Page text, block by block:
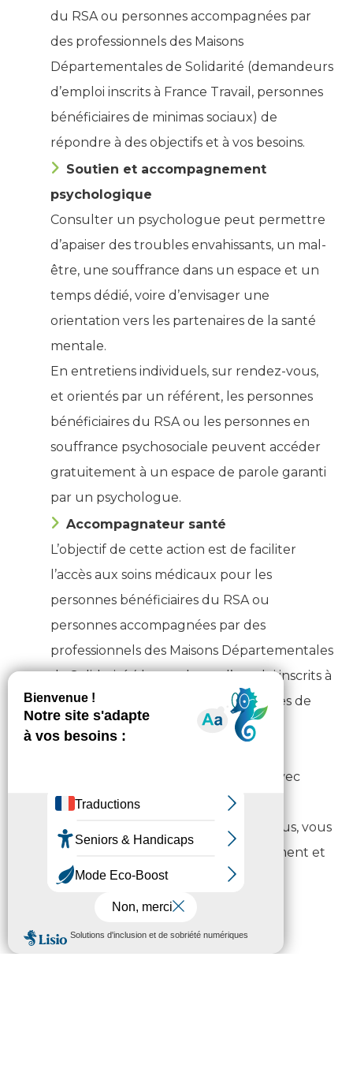
du RSA ou personnes accompagnées par
des professionnels des Maisons
Départementales de Solidarité (demandeurs
d’emploi inscrits à France Travail, personnes
bénéficiaires de minimas sociaux) de
répondre à des objectifs et à vos besoins.
Soutien et accompagnement
psychologique
Consulter un psychologue peut permettre
d’apaiser des troubles envahissants, un mal-
être, une souffrance dans un espace et un
temps dédié, voire d’envisager une
orientation vers les partenaires de la santé
mentale.
En entretiens individuels, sur rendez-vous,
et orientés par un référent, les personnes
bénéficiaires du RSA ou les personnes en
souffrance psychosociale peuvent accéder
gratuitement à un espace de parole garanti
par un psychologue.
Accompagnateur santé
L’objectif de cette action est de faciliter
l’accès aux soins médicaux pour les
personnes bénéficiaires du RSA ou
personnes accompagnées par des
professionnels des Maisons Départementales
de Solidarité (demandeurs d’emploi inscrits à
France Travail, personnes bénéficiaires de
minimas sociaux).
accompagne physiquement (venir avec
vous), vous aide dans vos démarches
administratives et prise de rendez-vous, vous
soutient dans le suivi de votre traitement et
la mise en œuvre de soins.
Le logement
Atelier « Louer malin »